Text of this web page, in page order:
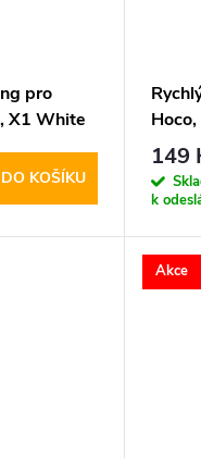
pro
X1 White
DO KOŠÍKU
149
k
Akce